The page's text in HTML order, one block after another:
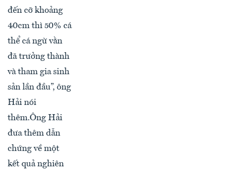
đến cỡ khoảng
40cm thì 50% cá
thể cá ngừ vằn
đã trưởng thành
và tham gia sinh
sản lần đầu”, ông
Hải nói
thêm.Ông Hải
đưa thêm dẫn
chứng về một
kết quả nghiên